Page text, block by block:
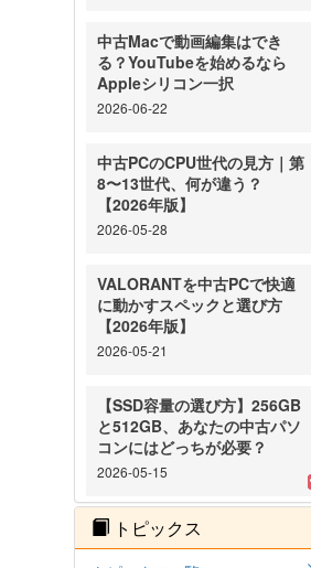
中古Macで動画編集はでき
る？YouTubeを始めるなら
Appleシリコン一択
2026-06-22
中古PCのCPU世代の見方｜第
8〜13世代、何が違う？
【2026年版】
2026-05-28
VALORANTを中古PCで快適
に動かすスペックと選び方
【2026年版】
2026-05-21
【SSD容量の選び方】256GB
と512GB、あなたの中古パソ
コンにはどっちが必要？
2026-05-15
トピックス